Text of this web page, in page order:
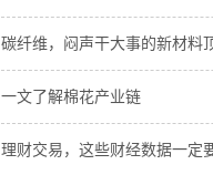
碳纤维，闷声干大事的新材料
一文了解棉花产业链
理财交易，这些财经数据一定